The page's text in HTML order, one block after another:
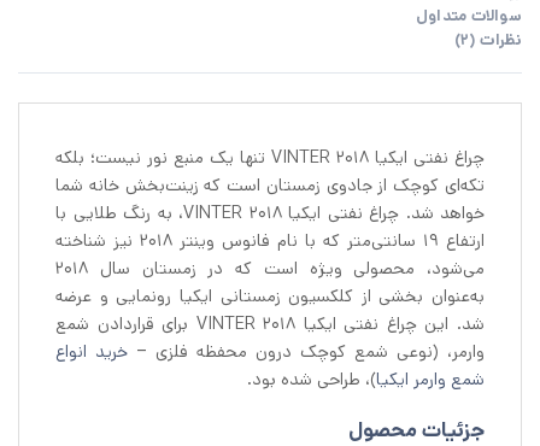
سوالات متداول
نظرات (2)
چراغ نفتی ایکیا VINTER 2018 تنها یک منبع نور نیست؛ بلکه
تکه‌ای کوچک از جادوی زمستان است که زینت‌بخش خانه شما
خواهد شد. چراغ نفتی ایکیا VINTER 2018، به رنگ طلایی با
ارتفاع ۱۹ سانتی‌متر که با نام فانوس وینتر ۲۰۱۸ نیز شناخته
می‌شود، محصولی ویژه است که در زمستان سال ۲۰۱۸
به‌عنوان بخشی از کلکسیون زمستانی ایکیا رونمایی و عرضه
شد. این چراغ نفتی ایکیا VINTER 2018 برای قراردادن شمع
وارمر، (نوعی شمع کوچک درون محفظه فلزی – خرید انواع
شمع وارمر ایکیا)، طراحی شده بود.
جزئیات محصول